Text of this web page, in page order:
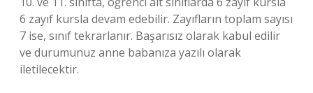
6 zayıf kursla devam edebilir. Zayıfların toplam sayısı
7 ise, sınıf tekrarlanır. Başarısız olarak kabul edilir
ve durumunuz anne babanıza yazılı olarak
iletilecektir.